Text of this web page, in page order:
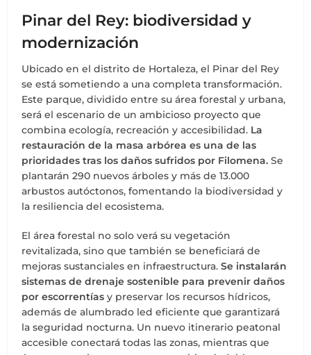
Pinar del Rey: biodiversidad y
modernización
Ubicado en el distrito de Hortaleza, el Pinar del Rey
se está sometiendo a una completa transformación.
Este parque, dividido entre su área forestal y urbana,
será el escenario de un ambicioso proyecto que
combina ecología, recreación y accesibilidad. La
restauración de la masa arbórea es una de las
prioridades tras los daños sufridos por Filomena. Se
plantarán 290 nuevos árboles y más de 13.000
arbustos autóctonos, fomentando la biodiversidad y
la resiliencia del ecosistema.
El área forestal no solo verá su vegetación
revitalizada, sino que también se beneficiará de
mejoras sustanciales en infraestructura.Se instalarán
sistemas de drenaje sostenible para prevenir daños
por escorrentías y preservar los recursos hídricos,
además de alumbrado led eficiente que garantizará
la seguridad nocturna. Un nuevo itinerario peatonal
accesible conectará todas las zonas, mientras que